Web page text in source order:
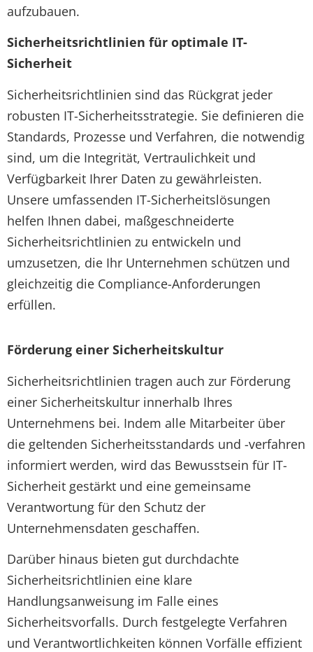
aufzubauen.
Sicherheitsrichtlinien für optimale IT-
Sicherheit
Sicherheitsrichtlinien sind das Rückgrat jeder
robusten IT-Sicherheitsstrategie. Sie definieren die
Standards, Prozesse und Verfahren, die notwendig
sind, um die Integrität, Vertraulichkeit und
Verfügbarkeit Ihrer Daten zu gewährleisten.
Unsere umfassenden IT-Sicherheitslösungen
helfen Ihnen dabei, maßgeschneiderte
Sicherheitsrichtlinien zu entwickeln und
umzusetzen, die Ihr Unternehmen schützen und
gleichzeitig die Compliance-Anforderungen
erfüllen.
Förderung einer Sicherheitskultur
Sicherheitsrichtlinien tragen auch zur Förderung
einer Sicherheitskultur innerhalb Ihres
Unternehmens bei. Indem alle Mitarbeiter über
die geltenden Sicherheitsstandards und -verfahren
informiert werden, wird das Bewusstsein für IT-
Sicherheit gestärkt und eine gemeinsame
Verantwortung für den Schutz der
Unternehmensdaten geschaffen.
Darüber hinaus bieten gut durchdachte
Sicherheitsrichtlinien eine klare
Handlungsanweisung im Falle eines
Sicherheitsvorfalls. Durch festgelegte Verfahren
und Verantwortlichkeiten können Vorfälle effizient